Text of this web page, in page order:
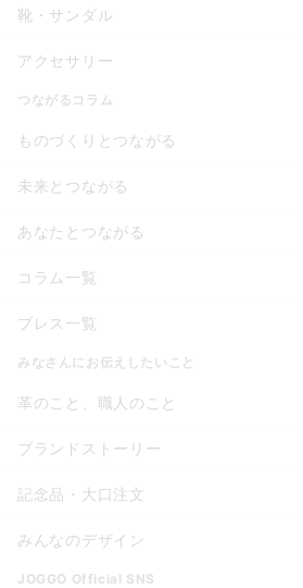
靴・サンダル
アクセサリー
つながるコラム
ものづくりとつながる
未来とつながる
あなたとつながる
コラム一覧
プレス一覧
みなさんにお伝えしたいこと
革のこと、職人のこと
ブランドストーリー
記念品・大口注文
みんなのデザイン
JOGGO Official SNS